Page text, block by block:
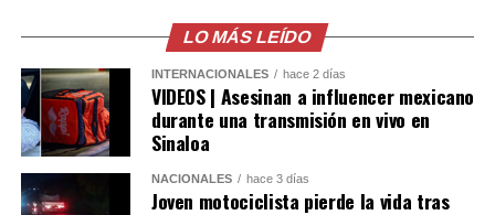
Me gusta esto:
LO MÁS LEÍDO
INTERNACIONALES hace 2 días
VIDEOS | Asesinan a influencer mexicano
durante una transmisión en vivo en
Sinaloa
NACIONALES hace 3 días
Joven motociclista pierde la vida tras